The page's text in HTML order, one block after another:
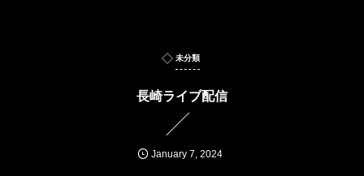
未分類
長崎ライブ配信
January 7 ,2024